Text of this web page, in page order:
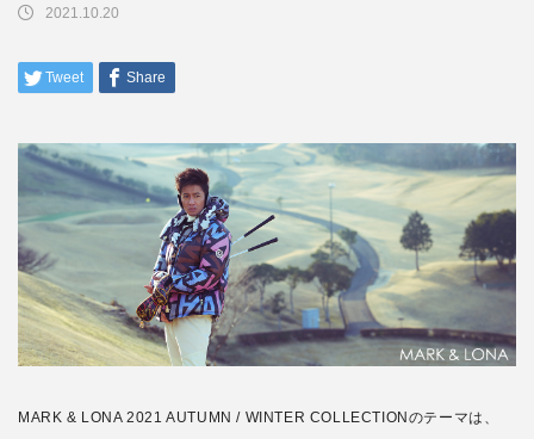
2021.10.20
MARK & LONA 2021 AUTUMN / WINTER COLLECTIONのテーマは、